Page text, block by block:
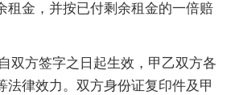
租金，并按已付剩余租金的一倍赔
双方签字之日起生效，甲乙双方各
法律效力。双方身份证复印件及甲